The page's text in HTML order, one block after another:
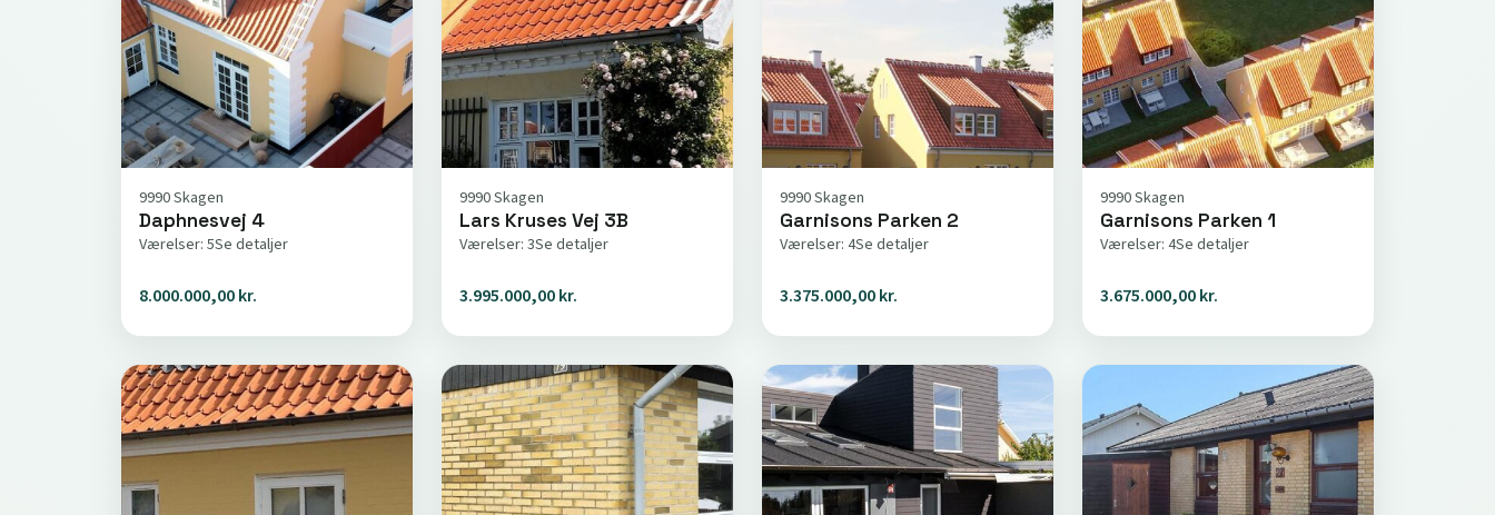
9990 Skagen
Daphnesvej 4
Værelser: 5Se detaljer
8.000.000,00 kr.
9990 Skagen
Lars Kruses Vej 3B
Værelser: 3Se detaljer
3.995.000,00 kr.
9990 Skagen
Garnisons Parken 2
Værelser: 4Se detaljer
3.375.000,00 kr.
9990 Skagen
Garnisons Parken 1
Værelser: 4Se detaljer
3.675.000,00 kr.